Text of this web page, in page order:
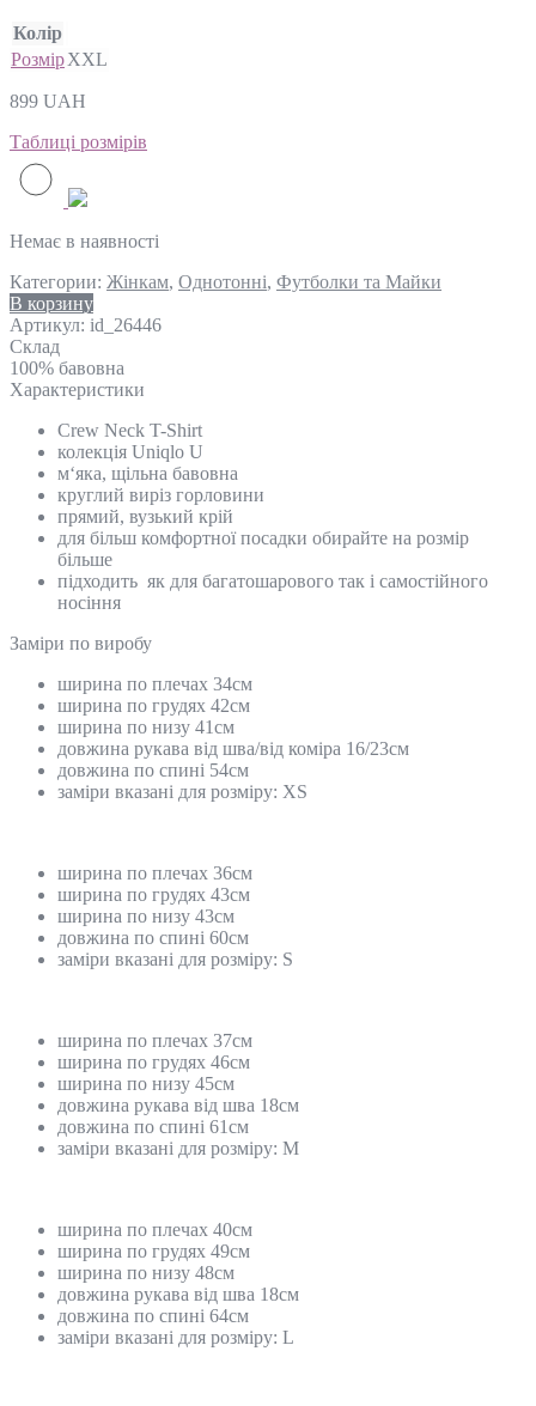
Колір
РозмірXXL
899 UAH
Таблиці розмірів
Немає в наявності
Категории: Жінкам, Однотонні, Футболки та Майки
В корзину
Артикул: id_26446
Склад
100% бавовна
Характеристики
Crew Neck T-Shirt
колекція Uniqlo U
м‘яка, щільна бавовна
круглий виріз горловини
прямий, вузький крій
для більш комфортної посадки обирайте на розмір
більше
підходить як для багатошарового так і самостійного
носіння
Замiри по виробу
ширина по плечах 34см
ширина по грудях 42см
ширина по низу 41см
довжина рукава від шва/від коміра 16/23см
довжина по спині 54см
заміри вказані для розміру: XS
ширина по плечах 36см
ширина по грудях 43см
ширина по низу 43см
довжина по спині 60см
заміри вказані для розміру: S
ширина по плечах 37см
ширина по грудях 46см
ширина по низу 45см
довжина рукава від шва 18см
довжина по спині 61см
заміри вказані для розміру: M
ширина по плечах 40см
ширина по грудях 49см
ширина по низу 48см
довжина рукава від шва 18см
довжина по спині 64см
заміри вказані для розміру: L